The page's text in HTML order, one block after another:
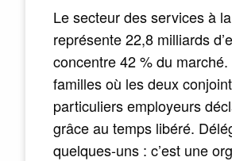
Le secteur des services à
représente 22,8 milliards
concentre 42 % du
familles où les deux
particuliers employeurs
grâce au temps libéré.
quelques-uns : c’est une